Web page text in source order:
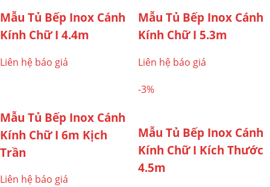
Mẫu Tủ Bếp Inox Cánh
Kính Chữ I 4.4m
Liên hệ báo giá
Mẫu Tủ Bếp Inox Cánh
Kính Chữ I 5.3m
Liên hệ báo giá
Mẫu Tủ Bếp Inox Cánh
Kính Chữ I 6m Kịch
Trần
Liên hệ báo giá
-3%
Mẫu Tủ Bếp Inox Cánh
Kính Chữ I Kích Thước
4.5m